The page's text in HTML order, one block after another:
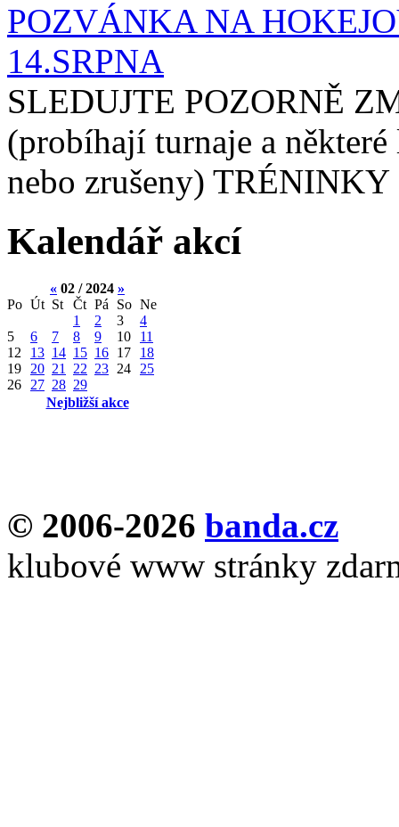
POZVÁNKA NA
14.SRPNA
SLEDUJTE POZORNĚ
(probíhají turnaje a
nebo zrušeny)
Kalendář akcí
« 02 / 2024 »
Po Út St Čt Pá So Ne
1
2 3
4
5
6 7 8 9 10
11
12
13 14 15 16 17
18
19
20 21 22 23 24
25
26
27 28 29
Nejbližší akce
© 2006-2026 banda.cz
klubové www stránky